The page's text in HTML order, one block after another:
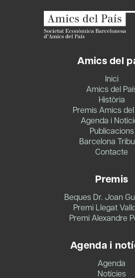
Amics del
Inici
Amics del
Història
Premis Amics
Agenda i
Publicacions
Barcelona
Contacte
Premis
Beques Dr. Joan
Premi Llegat
Premi Alexandre
Agenda i
Agenda
Notícies